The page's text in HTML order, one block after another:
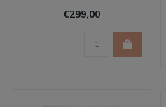
Hug
€299,00